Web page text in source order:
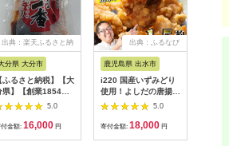
出典：楽天ふるさと納
税
分県 大分市
ふるさと納税】【大
県】【創業1854
】【発祥】おかわり
番 4袋 佃煮セット
菜 国産 煮干し いり
5.0
金額: 16,000 円
出典：ふるなび
鹿児島県 出水市
i220 国産いずみどり
使用！よしだの唐揚げ
1.5キロ(30個 10個×3
パック)溢れる肉汁が
たまらない！サクサク
5.0
寄付金額: 18,000 円
埼玉
3種
ーセ
油
辛料